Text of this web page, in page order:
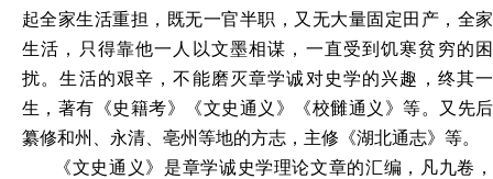
起全家生活重担，既无一官半职，又无大量固定田产，全家
生活，只得靠他一人以文墨相谋，一直受到饥寒贫穷的困
扰。生活的艰辛，不能磨灭章学诚对史学的兴趣，终其一
生，著有《史籍考》《文史通义》《校雠通义》等。又先后
纂修和州、永清、亳州等地的方志，主修《湖北通志》等。
《文史通义》是章学诚史学理论文章的汇编，凡九卷，